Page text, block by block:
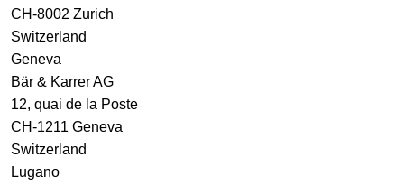
CH-8002 Zurich
Switzerland
Geneva
Bär & Karrer AG
12, quai de la Poste
CH-1211 Geneva
Switzerland
Lugano